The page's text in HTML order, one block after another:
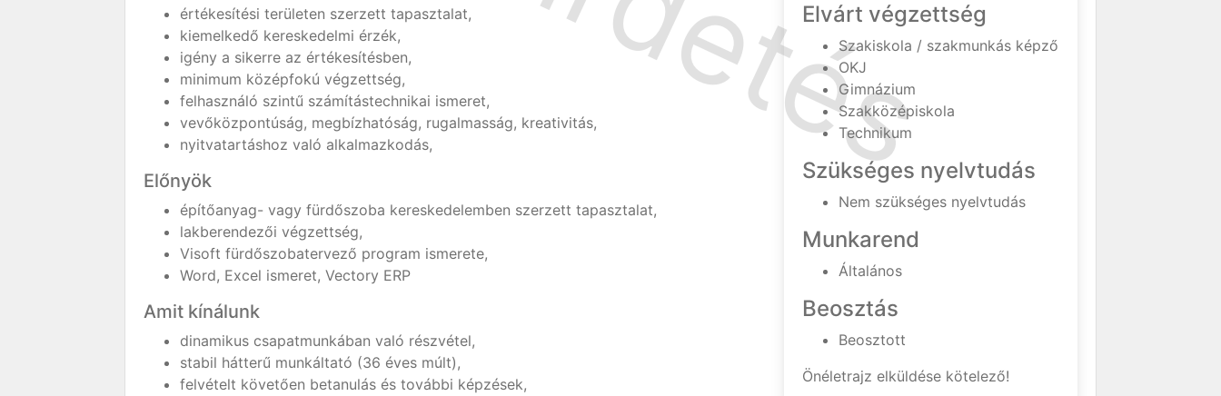
értékesítési területen szerzett tapasztalat,
kiemelkedő kereskedelmi érzék,
igény a sikerre az értékesítésben,
minimum középfokú végzettség,
felhasználó szintű számítástechnikai ismeret,
vevőközpontúság, megbízhatóság, rugalmasság, kreativitás,
nyitvatartáshoz való alkalmazkodás,
Előnyök
építőanyag- vagy fürdőszoba kereskedelemben szerzett tapasztalat,
lakberendezői végzettség,
Visoft fürdőszobatervező program ismerete,
Word, Excel ismeret, Vectory ERP
Amit kínálunk
dinamikus csapatmunkában való részvétel,
stabil hátterű munkáltató (36 éves múlt),
felvételt követően betanulás és további képzések,
Elvárt végzettség
Szakiskola / szakmunkás képző
OKJ
Gimnázium
Szakközépiskola
Technikum
Szükséges nyelvtudás
Nem szükséges nyelvtudás
Munkarend
Általános
Beosztás
Beosztott
Önéletrajz elküldése kötelező!